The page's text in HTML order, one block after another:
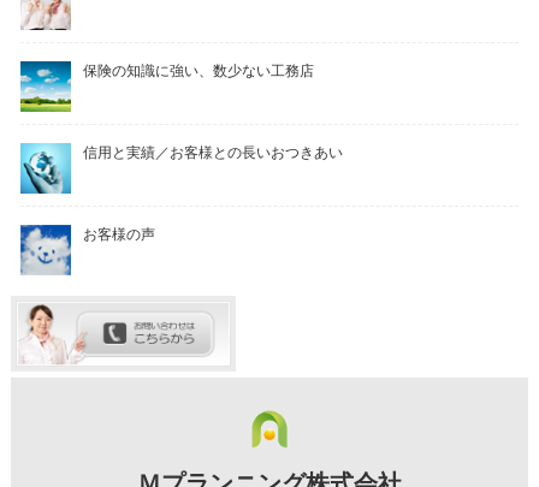
保険の知識に強い、数少ない工務店
信用と実績／お客様との長いおつきあい
お客様の声